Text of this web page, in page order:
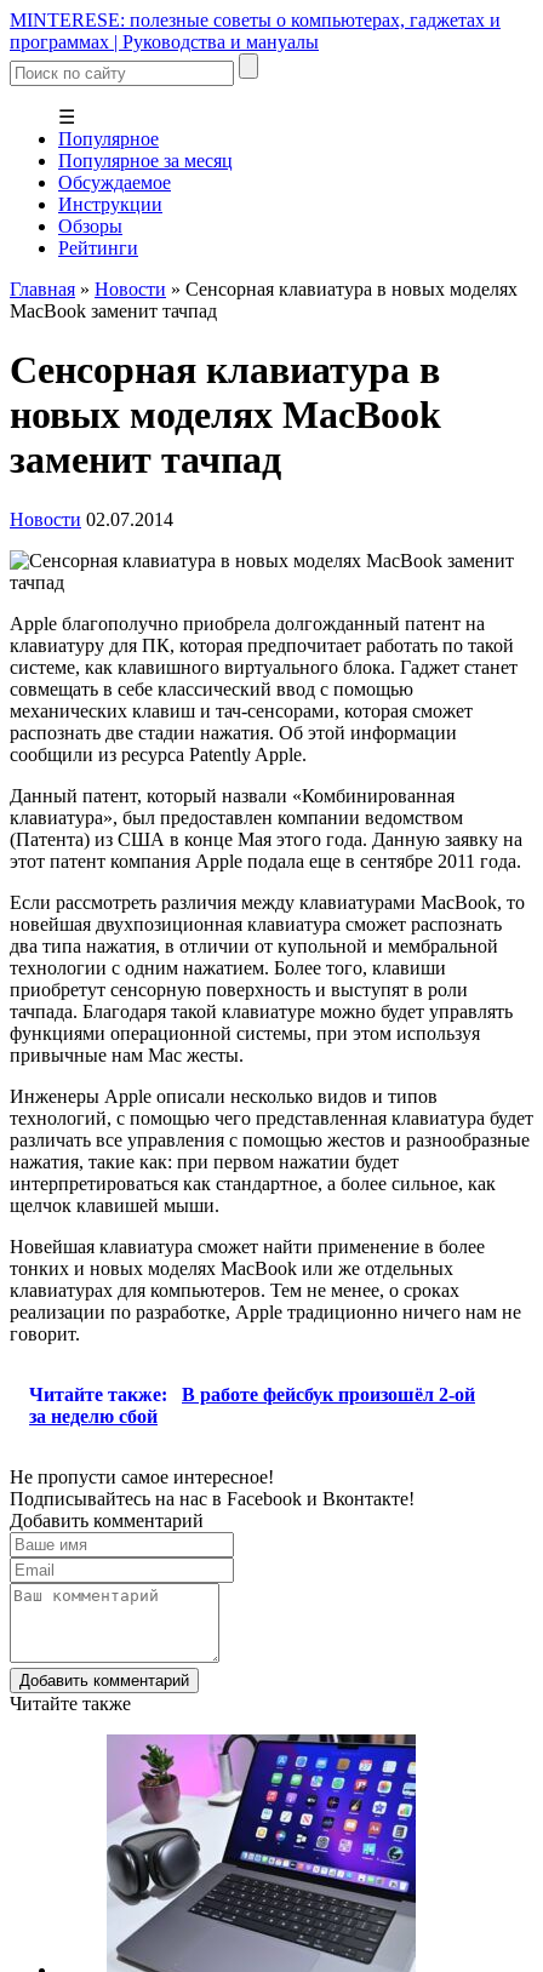
MINTERESE: полезные советы о компьютерах, гаджетах и
программах | Руководства и мануалы
☰
Популярное
Популярное за месяц
Обсуждаемое
Инструкции
Обзоры
Рейтинги
Главная » Новости » Сенсорная клавиатура в новых моделях
MacBook заменит тачпад
Сенсорная клавиатура в
новых моделях MacBook
заменит тачпад
Новости 02.07.2014
Apple благополучно приобрела долгожданный патент на
клавиатуру для ПК, которая предпочитает работать по такой
системе, как клавишного виртуального блока. Гаджет станет
совмещать в себе классический ввод с помощью
механических клавиш и тач-сенсорами, которая сможет
распознать две стадии нажатия. Об этой информации
сообщили из ресурса Patently Apple.
Данный патент, который назвали «Комбинированная
клавиатура», был предоставлен компании ведомством
(Патента) из США в конце Мая этого года. Данную заявку на
этот патент компания Apple подала еще в сентябре 2011 года.
Если рассмотреть различия между клавиатурами MacBook, то
новейшая двухпозиционная клавиатура сможет распознать
два типа нажатия, в отличии от купольной и мембральной
технологии с одним нажатием. Более того, клавиши
приобретут сенсорную поверхность и выступят в роли
тачпада. Благодаря такой клавиатуре можно будет управлять
функциями операционной системы, при этом используя
привычные нам Mac жесты.
Инженеры Apple описали несколько видов и типов
технологий, с помощью чего представленная клавиатура будет
различать все управления с помощью жестов и разнообразные
нажатия, такие как: при первом нажатии будет
интерпретироваться как стандартное, а более сильное, как
щелчок клавишей мыши.
Новейшая клавиатура сможет найти применение в более
тонких и новых моделях MacBook или же отдельных
клавиатурах для компьютеров. Тем не менее, о сроках
реализации по разработке, Apple традиционно ничего нам не
говорит.
Читайте также:
В работе фейсбук произошёл 2-ой
за неделю сбой
Не пропусти самое интересное!
Подписывайтесь на нас в Facebook и Вконтакте!
Добавить комментарий
Добавить комментарий
Читайте также